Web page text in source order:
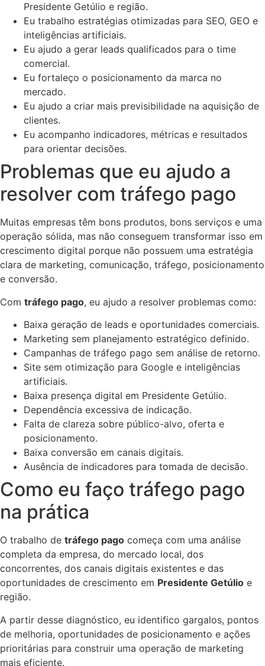
Presidente Getúlio e região.
Eu trabalho estratégias otimizadas para SEO, GEO e
inteligências artificiais.
Eu ajudo a gerar leads qualificados para o time
comercial.
Eu fortaleço o posicionamento da marca no
mercado.
Eu ajudo a criar mais previsibilidade na aquisição de
clientes.
Eu acompanho indicadores, métricas e resultados
para orientar decisões.
Problemas que eu ajudo a
resolver com tráfego pago
Muitas empresas têm bons produtos, bons serviços e uma
operação sólida, mas não conseguem transformar isso em
crescimento digital porque não possuem uma estratégia
clara de marketing, comunicação, tráfego, posicionamento
e conversão.
Com tráfego pago, eu ajudo a resolver problemas como:
Baixa geração de leads e oportunidades comerciais.
Marketing sem planejamento estratégico definido.
Campanhas de tráfego pago sem análise de retorno.
Site sem otimização para Google e inteligências
artificiais.
Baixa presença digital em Presidente Getúlio.
Dependência excessiva de indicação.
Falta de clareza sobre público-alvo, oferta e
posicionamento.
Baixa conversão em canais digitais.
Ausência de indicadores para tomada de decisão.
Como eu faço tráfego pago
na prática
O trabalho de tráfego pago começa com uma análise
completa da empresa, do mercado local, dos
concorrentes, dos canais digitais existentes e das
oportunidades de crescimento em Presidente Getúlio e
região.
A partir desse diagnóstico, eu identifico gargalos, pontos
de melhoria, oportunidades de posicionamento e ações
prioritárias para construir uma operação de marketing
mais eficiente.